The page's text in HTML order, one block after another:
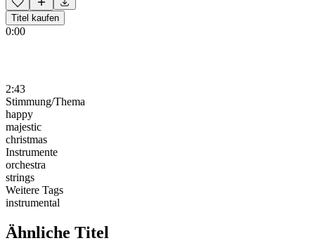
Titel kaufen
0:00
2:43
Stimmung/Thema
happy
majestic
christmas
Instrumente
orchestra
strings
Weitere Tags
instrumental
Ähnliche Titel